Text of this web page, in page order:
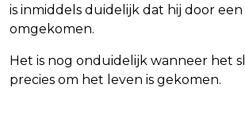
is inmiddels duidelijk dat hij door een
omgekomen.
Het is nog onduidelijk wanneer het
precies om het leven is gekomen.